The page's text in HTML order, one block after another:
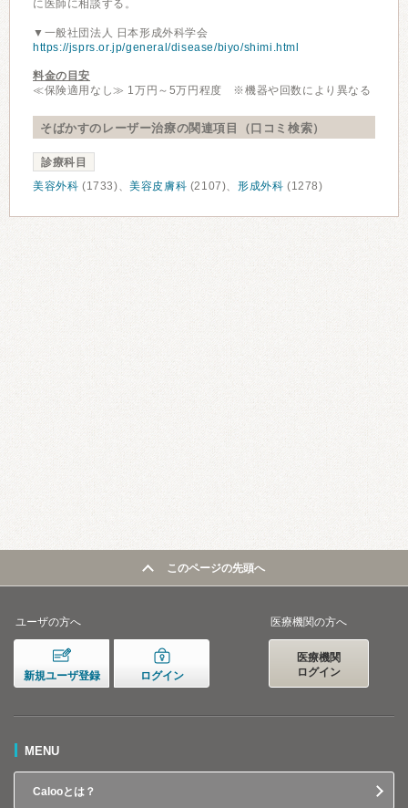
に医師に相談する。
▼一般社団法人 日本形成外科学会
https://jsprs.or.jp/general/disease/biyo/shimi.html
料金の目安
≪保険適用なし≫ 1万円～5万円程度 ※機器や回数により異なる
そばかすのレーザー治療の関連項目（口コミ検索）
診療科目
美容外科 (1733)、美容皮膚科 (2107)、形成外科 (1278)
このページの先頭へ
ユーザの方へ
新規ユーザ登録 ログイン
医療機関の方へ
医療機関
ログイン
MENU
Calooとは？